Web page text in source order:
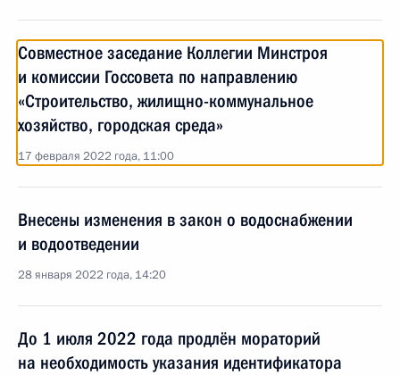
Совместное заседание Коллегии Минстроя
и комиссии Госсовета по направлению
«Строительство, жилищно-коммунальное
хозяйство, городская среда»
17 февраля 2022 года, 11:00
Внесены изменения в закон о водоснабжении
и водоотведении
28 января 2022 года, 14:20
До 1 июля 2022 года продлён мораторий
на необходимость указания идентификатора